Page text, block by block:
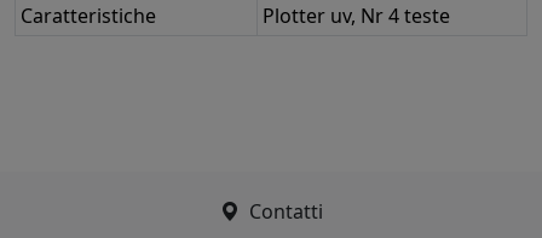
Caratteristiche
Plotter uv, Nr 4 teste
Contatti